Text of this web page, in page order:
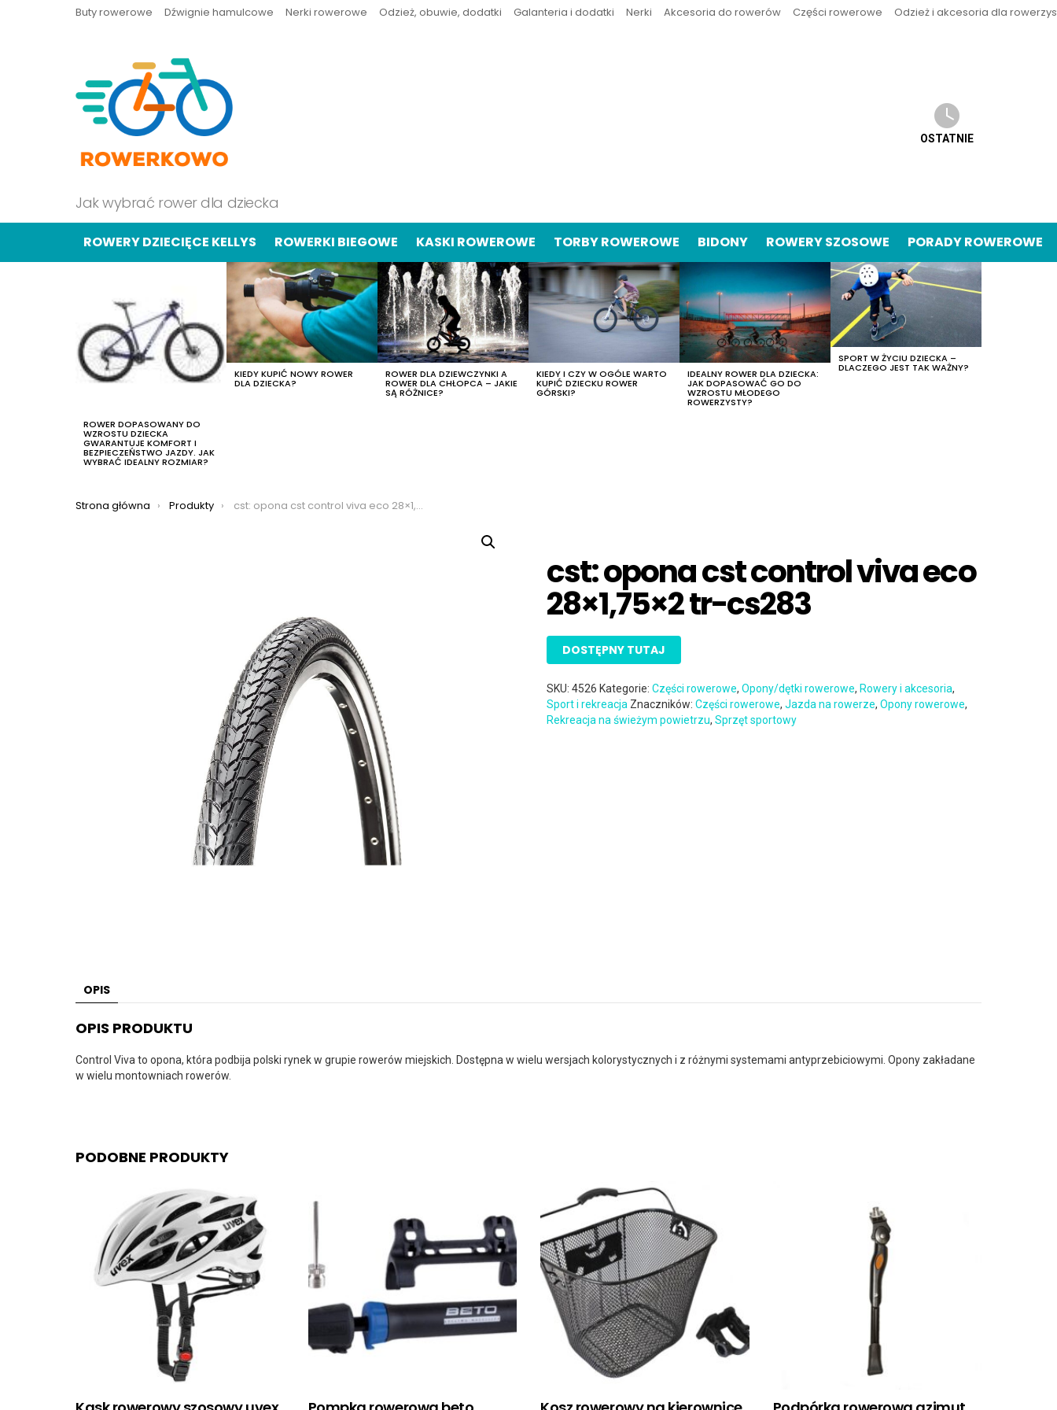
Buty rowerowe Dźwignie hamulcowe Nerki rowerowe Odzież, obuwie, dodatki Galanteria i dodatki Nerki Akcesoria do rowerów Części rowerowe Odzież i akcesoria dla
Jak wybrać rower dla dziecka
OSTATNIE
ROWERY DZIECIĘCE KELLYS ROWERKI BIEGOWE KASKI ROWEROWE TORBY ROWEROWE BIDONY ROWERY SZOSOWE PORADY ROWEROWE
ROWER DOPASOWANY DO
WZROSTU DZIECKA
GWARANTUJE KOMFORT I
BEZPIECZEŃSTWO JAZDY. JAK
WYBRAĆ IDEALNY ROZMIAR?
KIEDY KUPIĆ NOWY ROWER
DLA DZIECKA?
ROWER DLA DZIEWCZYNKI A
ROWER DLA CHŁOPCA – JAKIE
SĄ RÓŻNICE?
KIEDY I CZY W OGÓLE WARTO
KUPIĆ DZIECKU ROWER
GÓRSKI?
IDEALNY ROWER DLA DZIECKA:
JAK DOPASOWAĆ GO DO
WZROSTU MŁODEGO
ROWERZYSTY?
SPORT W ŻYCIU DZIECKA –
DLACZEGO JEST TAK WAŻNY?
Jesteś tutaj:
Strona główna Produkty cst: opona cst control viva eco 28×1,75×2 tr-cs283
cst: opona cst control viva eco
28×1,75×2 tr-cs283
DOSTĘPNY TUTAJ
SKU:4526 Kategorie:Części rowerowe,Opony/dętki rowerowe, Rowery i akcesoria,
Sport i rekreacja Znaczników:Części rowerowe,Jazda na rowerze,Opony rowerowe,
Rekreacja na świeżym powietrzu,Sprzęt sportowy
OPIS
OPIS PRODUKTU
Control Viva to opona, która podbija polski rynek w grupie rowerów miejskich. Dostępna w wielu wersjach kolorystycznych i z różnymi systemami antyprzebiciowymi. Opony zakładane
w wielu montowniach rowerów.
PODOBNE PRODUKTY